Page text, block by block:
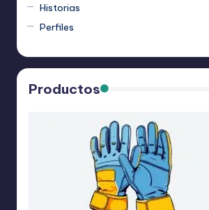
Historias
Perfiles
Productos